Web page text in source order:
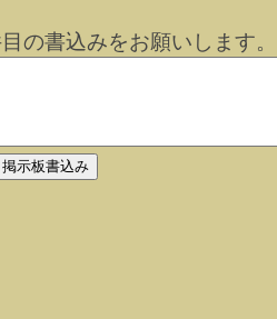
の書込みをお願いします。